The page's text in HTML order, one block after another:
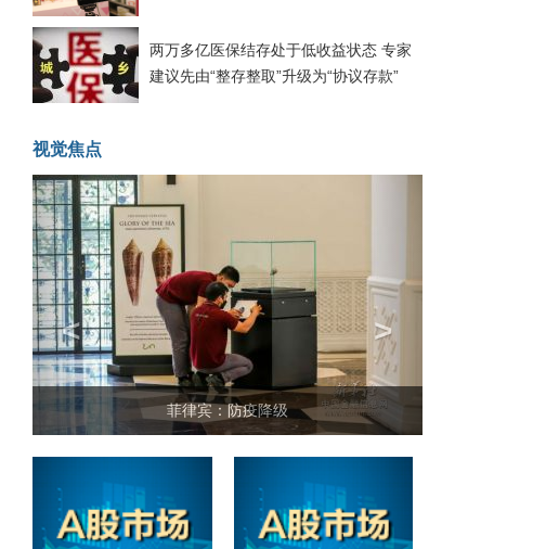
两万多亿医保结存处于低收益状态 专家
建议先由“整存整取”升级为“协议存款”
视觉焦点
菲律宾：防疫降级
< >